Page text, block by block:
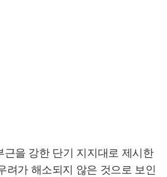
근을 강한 단기 지지대로 제시한
려가 해소되지 않은 것으로 보인